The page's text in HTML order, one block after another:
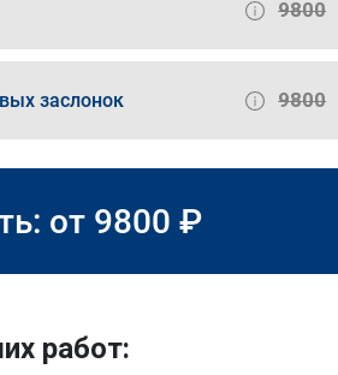
9800
заслонок 9800
от 9800 ₽
работ: